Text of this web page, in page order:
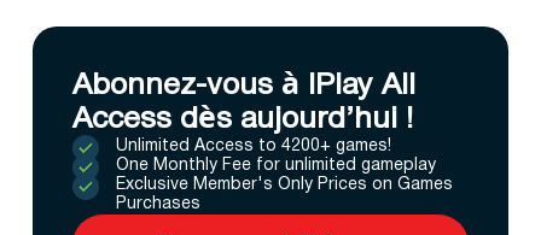
Abonnez-vous à IPlay All
Access dès aujourd’hui !
Unlimited Access to 4200+ games!
One Monthly Fee for unlimited gameplay
Exclusive Member's Only Prices on Games
Purchases